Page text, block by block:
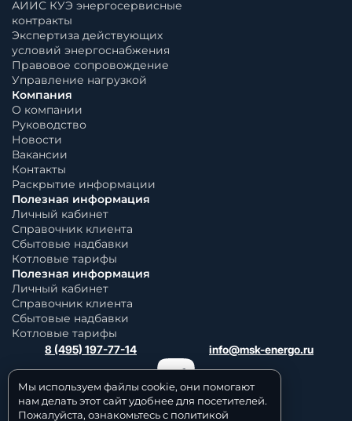
Мы используем файлы cookie, они помогают
нам делать этот сайт удобнее для посетителей.
Пожалуйста, ознакомьтесь с политикой
АИИС КУЭ энергосервисные
контракты
Экспертиза действующих
условий энергоснабжения
Правовое сопровождение
Управление нагрузкой
Компания
О компании
Руководство
Новости
Вакансии
Контакты
Раскрытие информации
Полезная информация
Личный кабинет
Справочник клиента
Сбытовые надбавки
Котловые тарифы
Полезная информация
Личный кабинет
Справочник клиента
Сбытовые надбавки
Котловые тарифы
8 (495) 197-77-14 info@msk-energo.ru